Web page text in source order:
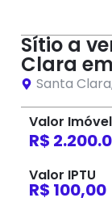
Sítio a
Clara
Santa Clara
Valor Imóvel
R$
Valor IPTU
R$ 100,00